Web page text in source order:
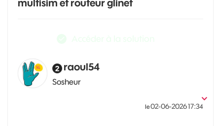
multisim et routeur glinet
raoul54
Sosheur
le‎02-06-202617:34